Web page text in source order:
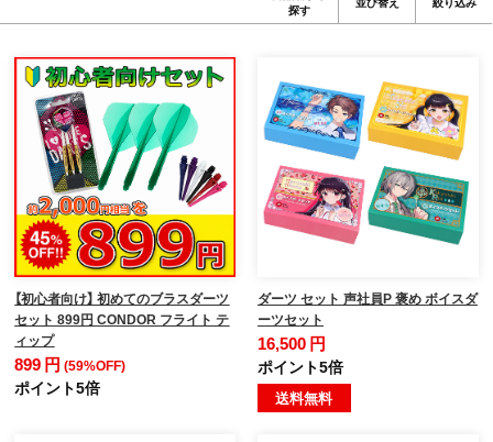
探す
【初心者向け】 初めてのブラスダーツ
セット 899円 CONDOR フライト テ
ィップ
899 円(59%OFF)
ポイント5倍
ダーツ セット 声社員P 褒め ボイスダ
ーツセット
16,500 円
ポイント5倍
送料無料